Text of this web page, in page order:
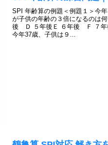
SPI 年齢算の例題＜例題１＞今
が子供の年齢の３倍になるの
後 Ｄ ５年後Ｅ ６年後 Ｆ ７
今年37歳、子供は９...